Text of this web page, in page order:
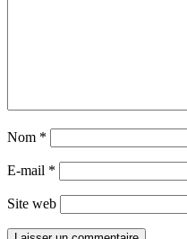
Nom *
E-mail *
Site web